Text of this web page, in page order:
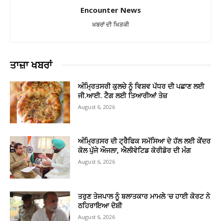
Encounter News
ਖ਼ਬਰਾਂ ਦੀ ਖਿੜਕੀ
ਤਾਜ਼ਾ ਖਬਰਾਂ
ਅੰਮ੍ਰਿਤਸਰੀ ਕੁਲਚੇ ਨੂੰ ਵਿਸ਼ਵ ਪੱਧਰ ਦੀ ਪਛਾਣ ਲਈ
ਜੀ.ਆਈ. ਟੈਗ ਲਈ ਤਿਆਰੀਆਂ ਤੇਜ਼
August 6, 2026
ਅੰਮ੍ਰਿਤਸਰ ਦੀ ਟ੍ਰੈਫਿਕ ਸਮੱਸਿਆ ਦੇ ਹੱਲ ਲਈ ਕੇਂਦਰ
ਕੋਲ ਪੁੱਜੇ ਔਜਲਾ, ਐਲੀਵੇਟਿਡ ਕੋਰੀਡੋਰ ਦੀ ਮੰਗ
August 6, 2026
ਤਰੁਣ ਤੇਜਪਾਲ ਨੂੰ ਬਲਾਤਕਾਰ ਮਾਮਲੇ ’ਚ ਹਾਈ ਕੋਰਟ ਨੇ
ਠਹਿਰਾਇਆ ਦੋਸ਼ੀ
August 6, 2026